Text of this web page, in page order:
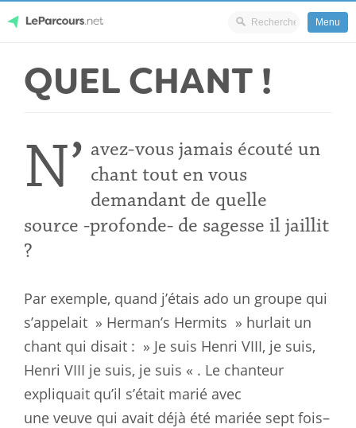
content
LeParcours.net
Menu
QUEL CHANT !
N’ avez-vous jamais écouté un
chant tout en vous
demandant de quelle
source -profonde- de sagesse il jaillit
?
Par exemple, quand j’étais ado un groupe qui
s’appelait » Herman’s Hermits » hurlait un
chant qui disait : » Je suis Henri VIII, je suis,
Henri VIII je suis, je suis « . Le chanteur
expliquait qu’il s’était marié avec
une veuve qui avait déjà été mariée sept fois–